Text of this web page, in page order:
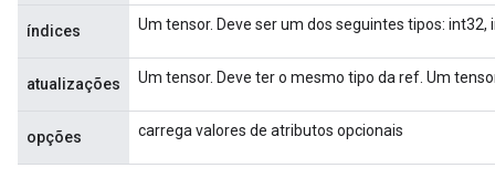
índices Um tensor. Deve ser um dos seguintes tipos:
atualizações Um tensor. Deve ter o mesmo tipo da ref. Um
opções carrega valores de atributos opcionais